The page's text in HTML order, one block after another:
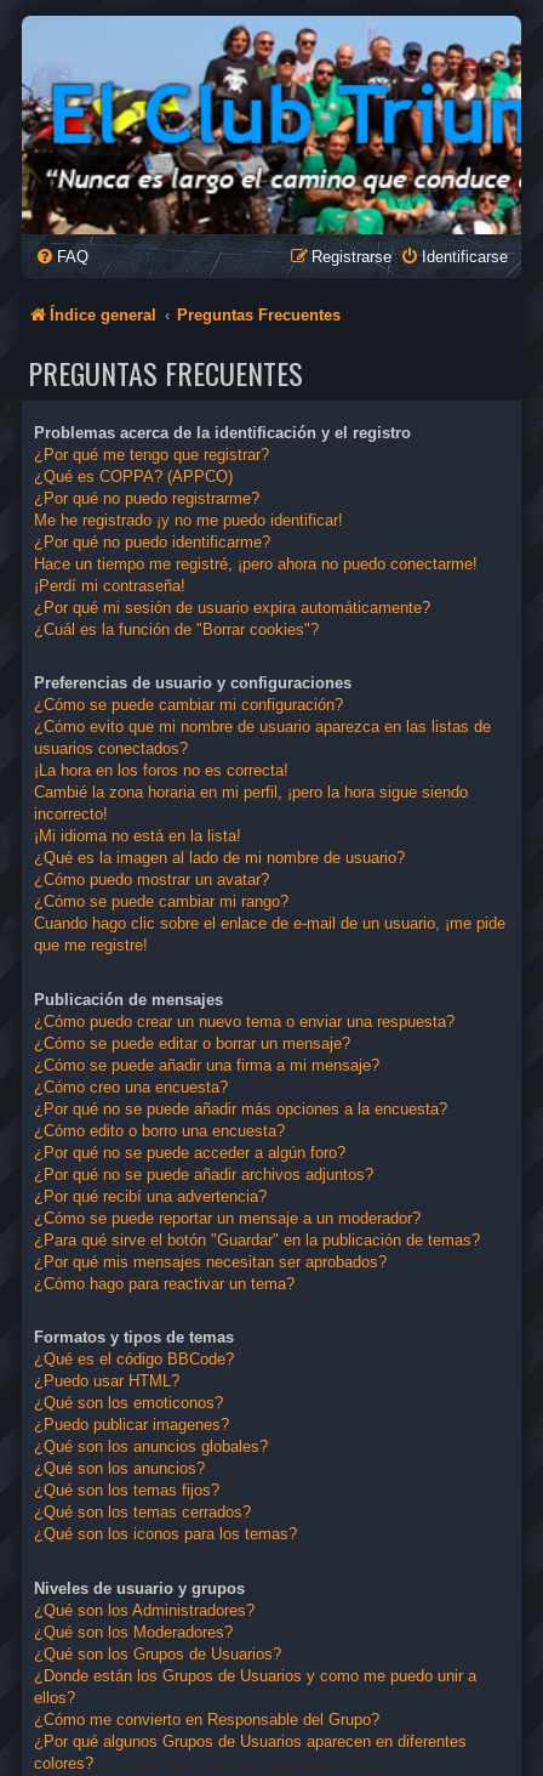
FAQ Identificarse
Registrarse
Índice general Preguntas Frecuentes
PREGUNTAS FRECUENTES
Problemas acerca de la identificación y el registro
¿Por qué me tengo que registrar?
¿Qué es COPPA? (APPCO)
¿Por qué no puedo registrarme?
Me he registrado ¡y no me puedo identificar!
¿Por qué no puedo identificarme?
Hace un tiempo me registré, ¡pero ahora no puedo conectarme!
¡Perdí mi contraseña!
¿Por qué mi sesión de usuario expira automáticamente?
¿Cuál es la función de "Borrar cookies"?
Preferencias de usuario y configuraciones
¿Cómo se puede cambiar mi configuración?
¿Cómo evito que mi nombre de usuario aparezca en las listas de
usuarios conectados?
¡La hora en los foros no es correcta!
Cambié la zona horaria en mi perfil, ¡pero la hora sigue siendo
incorrecto!
¡Mi idioma no está en la lista!
¿Qué es la imagen al lado de mi nombre de usuario?
¿Cómo puedo mostrar un avatar?
¿Cómo se puede cambiar mi rango?
Cuando hago clic sobre el enlace de e-mail de un usuario, ¡me pide
que me registre!
Publicación de mensajes
¿Cómo puedo crear un nuevo tema o enviar una respuesta?
¿Cómo se puede editar o borrar un mensaje?
¿Cómo se puede añadir una firma a mi mensaje?
¿Cómo creo una encuesta?
¿Por qué no se puede añadir más opciones a la encuesta?
¿Cómo edito o borro una encuesta?
¿Por qué no se puede acceder a algún foro?
¿Por qué no se puede añadir archivos adjuntos?
¿Por qué recibí una advertencia?
¿Cómo se puede reportar un mensaje a un moderador?
¿Para qué sirve el botón "Guardar" en la publicación de temas?
¿Por qué mis mensajes necesitan ser aprobados?
¿Cómo hago para reactivar un tema?
Formatos y tipos de temas
¿Qué es el código BBCode?
¿Puedo usar HTML?
¿Qué son los emoticonos?
¿Puedo publicar imagenes?
¿Qué son los anuncios globales?
¿Qué son los anuncios?
¿Qué son los temas fijos?
¿Qué son los temas cerrados?
¿Qué son los iconos para los temas?
Niveles de usuario y grupos
¿Qué son los Administradores?
¿Qué son los Moderadores?
¿Qué son los Grupos de Usuarios?
¿Donde están los Grupos de Usuarios y como me puedo unir a
ellos?
¿Cómo me convierto en Responsable del Grupo?
¿Por qué algunos Grupos de Usuarios aparecen en diferentes
colores?